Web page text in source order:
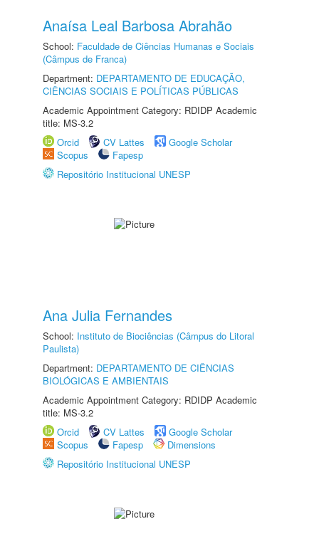
Anaísa Leal Barbosa Abrahão
School: Faculdade de Ciências Humanas e Sociais
(Câmpus de Franca)
Department: DEPARTAMENTO DE EDUCAÇÃO,
CIÊNCIAS SOCIAIS E POLÍTICAS PÚBLICAS
Academic Appointment Category: RDIDP Academic
title: MS-3.2
Orcid
CV Lattes
Google Scholar
Scopus
Fapesp
Repositório Institucional UNESP
Ana Julia Fernandes
School: Instituto de Biociências (Câmpus do Litoral
Paulista)
Department: DEPARTAMENTO DE CIÊNCIAS
BIOLÓGICAS E AMBIENTAIS
Academic Appointment Category: RDIDP Academic
title: MS-3.2
Orcid
CV Lattes
Google Scholar
Scopus
Fapesp
Dimensions
Repositório Institucional UNESP